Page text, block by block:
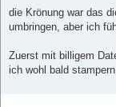
i
r
die Krönung war das
umbringen, aber ich
Zuerst mit billigem
ich wohl bald